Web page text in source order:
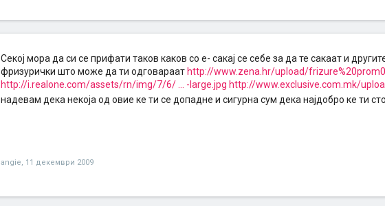
Секој мора да си се прифати таков каков со е- сакај се себе за да те сакаат и
фризурички што може да ти одговараат http://www.zena.hr/upload/
http://i.realone.com/assets/rn/img/7/6/ ... -large.jpg http://www.exclusive.com.mk/
надевам дека некоја од овие ке ти се допадне и сигурна сум дека најдобро ке ти
angie, 11 декември 2009